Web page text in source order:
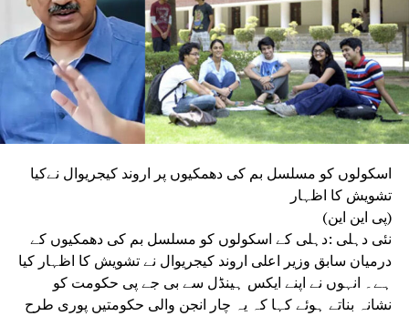
اسکولوں کو مسلسل بم کی دھمکیوں پر اروند کیجریوال نےکیا
تشویش کا اظہار
(پی این این)
نئی دہلی :دہلی کے اسکولوں کو مسلسل بم کی دھمکیوں کے
درمیان سابق وزیر اعلی اروند کیجریوال نے تشویش کا اظہار کیا
ہے۔ انہوں نے اپنے ایکس ہینڈل سے بی جے پی حکومت کو
نشانہ بناتے ہوئے کہا کہ یہ چار انجن والی حکومتیں پوری طرح